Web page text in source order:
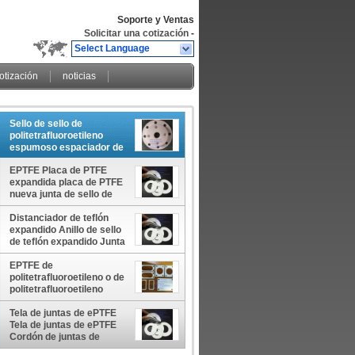
Soporte y Ventas
Solicitar una cotización -
Select Language
noticias
Sello de sello de
politetrafluoroetileno
espumoso espaciador de
anillos de sello de
politetrafluoroetileno
espumoso espaciador de
anillos de sello de
politetrafluoroetileno
espumoso SEAL Y
GASKETS China
fabricante China fábrica
China productor
EPTFE Placa de PTFE
expandida placa de PTFE
nueva junta de sello de
plástico expandido
espumado EPTFE o
ampliado Teflon
Lavadoras de EPTFE o
ampliado láminas de
Teflón fabricante de China
fábrica de China
productor de China
Distanciador de teflón
expandido Anillo de sello
de teflón expandido Junta
de plástico expandida
Hoja de plástico
expandida Anillo de sello
de plástico expandido
China fabricante China
fábrica China productor
EPTFE de
politetrafluoroetileno o de
politetrafluoroetileno
expandido Lavadoras de
EPTFE o de
politetrafluoroetileno
expandido espaciador de
anillos de sello de China
Tela de juntas de ePTFE
Tela de juntas de ePTFE
Cordón de juntas de
ePTFE Sellado conjunto